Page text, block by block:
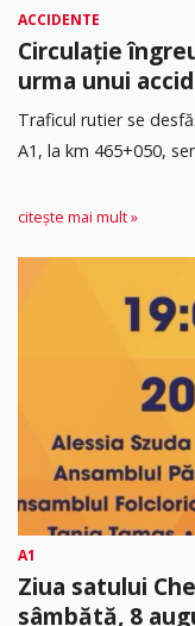
ACCIDENTE
Circulație
urma unui
Traficul rutier se
A1, la km 465+050,
citește mai mult »
A1
Ziua satului
sâmbătă, 8